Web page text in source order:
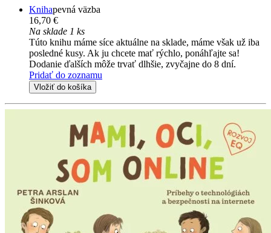
Knihapevná väzba
16,70 €
Na sklade 1 ks
Túto knihu máme síce aktuálne na sklade, máme však už iba
posledné kusy. Ak ju chcete mať rýchlo, ponáhľajte sa!
Dodanie ďalších môže trvať dlhšie, zvyčajne do 8 dní.
Pridať do zoznamu
Vložiť do košíka